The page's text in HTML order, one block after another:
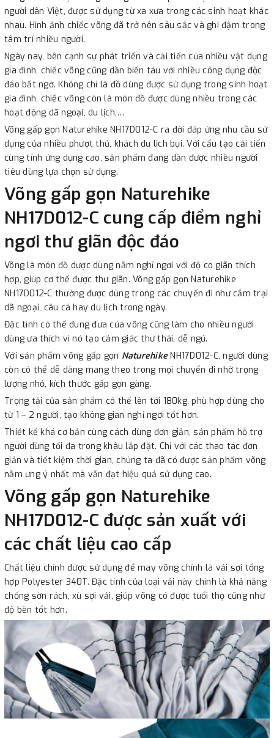
người dân Việt, được sử dụng từ xa xưa trong các sinh hoạt khác
nhau. Hình ảnh chiếc võng đã trở nên sâu sắc và ghi đậm trong
tâm trí nhiều người.
Ngày nay, bên cạnh sự phát triển và cải tiến của nhiều vật dụng
gia đình, chiếc võng cũng dần biến táu với nhiều công dụng độc
đáo bất ngờ. Không chỉ là đồ dùng được sử dụng trong sinh hoạt
gia đình, chiếc võng còn là món đồ được dùng nhiều trong các
hoạt động dã ngoại, du lịch,…
Võng gấp gọn Naturehike NH17D012-C ra đời đáp ứng nhu cầu sử
dụng của nhiều phượt thủ, khách du lịch bụi. Với cấu tạo cải tiến
cùng tính ứng dụng cao, sản phẩm đang dần được nhiều người
tiêu dùng lựa chọn sử dụng.
Võng gấp gọn Naturehike
NH17D012-C cung cấp điểm nghỉ
ngơi thư giãn độc đáo
Võng là món đồ dược dùng nằm nghỉ ngơi với độ co giãn thích
hợp, giúp cơ thể được thư giãn. Võng gấp gọn Naturehike
NH17D012-C thường được dùng trong các chuyến đi như cắm trại
dã ngoại, câu cá hay du lịch trong ngày.
Đặc tính có thể đung đưa của võng cũng làm cho nhiều người
dùng ưa thích vì nó tạo cảm giác thư thái, dễ ngủ.
Với sản phẩm võng gấp gọn NaturehikeNH17D012-C, người dùng
còn có thể dễ dàng mang theo trong mọi chuyến đi nhờ trọng
lượng nhỏ, kích thước gấp gọn gàng.
Trọng tải của sản phẩm có thể lên tới 180kg, phù hợp dùng cho
từ 1 – 2 người, tạo không gian nghỉ ngơi tốt hơn.
Thiết kế khá cơ bản cùng cách dùng đơn giản, sản phẩm hỗ trợ
người dùng tối đa trong khâu lắp đặt. Chỉ với các thao tác đơn
giản và tiết kiệm thời gian, chúng ta đã có được sản phẩm võng
nằm ưng ý nhất mà vẫn đạt hiệu quả sử dụng cao.
Võng gấp gọn Naturehike
NH17D012-C được sản xuất với
các chất liệu cao cấp
Chất liệu chính được sử dụng để may võng chính là vải sợi tổng
hợp Polyester 340T. Đặc tính của loại vải này chính là khả năng
chống sờn rách, xù sợi vải, giúp võng có được tuổi thọ cũng như
độ bền tốt hơn.